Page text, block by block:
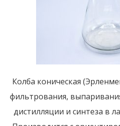
Колба коническая
фильтрования,
дистилляции и синтеза в